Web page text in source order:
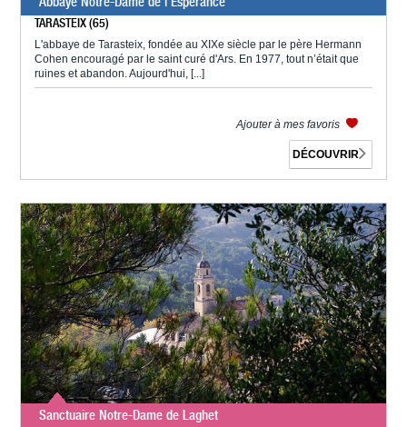
TARASTEIX (65)
L'abbaye de Tarasteix, fondée au XIXe siècle par le père Hermann
Cohen encouragé par le saint curé d'Ars. En 1977, tout n’était que
ruines et abandon. Aujourd'hui, [...]
Ajouter à mes favoris
DÉCOUVRIR
Sanctuaire Notre-Dame de Laghet